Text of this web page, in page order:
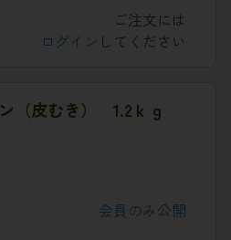
ご注文には
ログイン してください
（皮むき） 1.2ｋｇ
会員のみ公開